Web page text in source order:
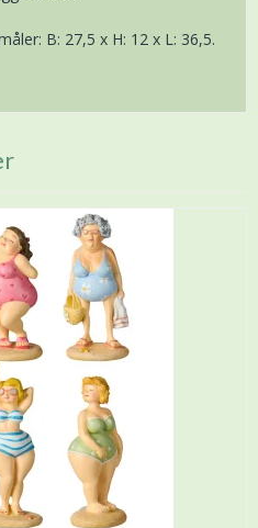
B: 27,5 x H: 12 x L: 36,5.